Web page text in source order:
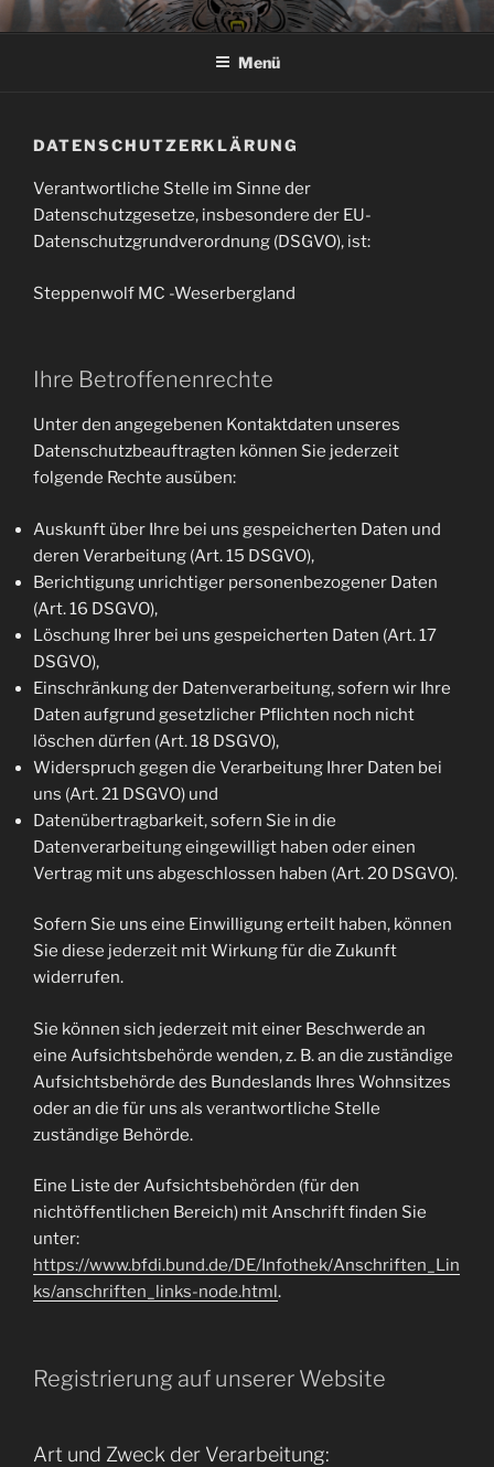
Zum
InhaltSTARTSEITE
Weserbergland
Menü
DATENSCHUTZERKLÄRUNG
Verantwortliche Stelle im Sinne der
Datenschutzgesetze, insbesondere der EU-
Datenschutzgrundverordnung (DSGVO), ist:
Steppenwolf MC -Weserbergland
Ihre Betroffenenrechte
Unter den angegebenen Kontaktdaten unseres
Datenschutzbeauftragten können Sie jederzeit
folgende Rechte ausüben:
Auskunft über Ihre bei uns gespeicherten Daten und
deren Verarbeitung (Art. 15 DSGVO),
Berichtigung unrichtiger personenbezogener Daten
(Art. 16 DSGVO),
Löschung Ihrer bei uns gespeicherten Daten (Art. 17
DSGVO),
Einschränkung der Datenverarbeitung, sofern wir Ihre
Daten aufgrund gesetzlicher Pflichten noch nicht
löschen dürfen (Art. 18 DSGVO),
Widerspruch gegen die Verarbeitung Ihrer Daten bei
uns (Art. 21 DSGVO) und
Datenübertragbarkeit, sofern Sie in die
Datenverarbeitung eingewilligt haben oder einen
Vertrag mit uns abgeschlossen haben (Art. 20 DSGVO).
Sofern Sie uns eine Einwilligung erteilt haben, können
Sie diese jederzeit mit Wirkung für die Zukunft
widerrufen.
Sie können sich jederzeit mit einer Beschwerde an
eine Aufsichtsbehörde wenden, z. B. an die zuständige
Aufsichtsbehörde des Bundeslands Ihres Wohnsitzes
oder an die für uns als verantwortliche Stelle
zuständige Behörde.
Eine Liste der Aufsichtsbehörden (für den
nichtöffentlichen Bereich) mit Anschrift finden Sie
unter:
https://www.bfdi.bund.de/DE/Infothek/Anschriften_Lin
ks/anschriften_links-node.html.
Registrierung auf unserer Website
Art und Zweck der Verarbeitung: